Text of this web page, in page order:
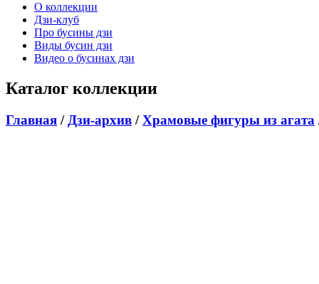
О коллекции
Дзи-клуб
Про бусины дзи
Виды бусин дзи
Видео о бусинах дзи
Каталог коллекции
Главная / Дзи-архив /Храмовые фигуры из агата